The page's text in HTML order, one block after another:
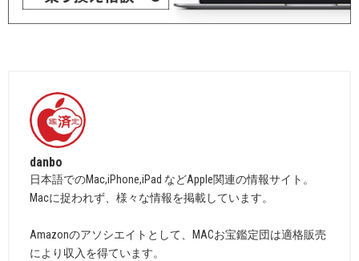
danbo
日本語でのMac,iPhone,iPad などApple関連の情報サイト。
Macに捉われず、様々な情報を掲載しています。
Amazonのアソシエイトとして、MACお宝鑑定団は適格販売
により収入を得ています。